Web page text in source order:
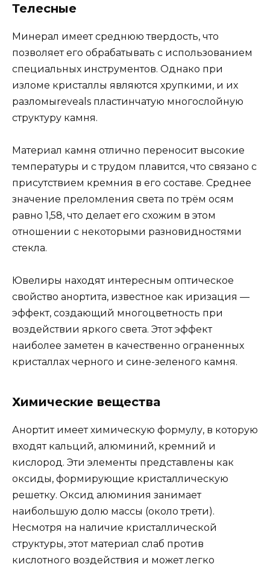
Телесные
Минерал имеет среднюю твердость, что
позволяет его обрабатывать с использованием
специальных инструментов. Однако при
изломе кристаллы являются хрупкими, и их
разломыreveals пластинчатую многослойную
структуру камня.
Материал камня отлично переносит высокие
температуры и с трудом плавится, что связано с
присутствием кремния в его составе. Среднее
значение преломления света по трём осям
равно 1,58, что делает его схожим в этом
отношении с некоторыми разновидностями
стекла.
Ювелиры находят интересным оптическое
свойство анортита, известное как иризация —
эффект, создающий многоцветность при
воздействии яркого света. Этот эффект
наиболее заметен в качественно ограненных
кристаллах черного и сине-зеленого камня.
Химические вещества
Анортит имеет химическую формулу, в которую
входят кальций, алюминий, кремний и
кислород. Эти элементы представлены как
оксиды, формирующие кристаллическую
решетку. Оксид алюминия занимает
наибольшую долю массы (около трети).
Несмотря на наличие кристаллической
структуры, этот материал слаб против
кислотного воздействия и может легко